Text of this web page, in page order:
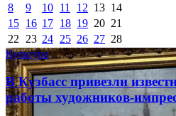
8
9 10 11 12 13 14
15 16 17 18 19 20 21
22
23 24 25 26 27 28
Культура
В Кузбасс привезли
работы художников-